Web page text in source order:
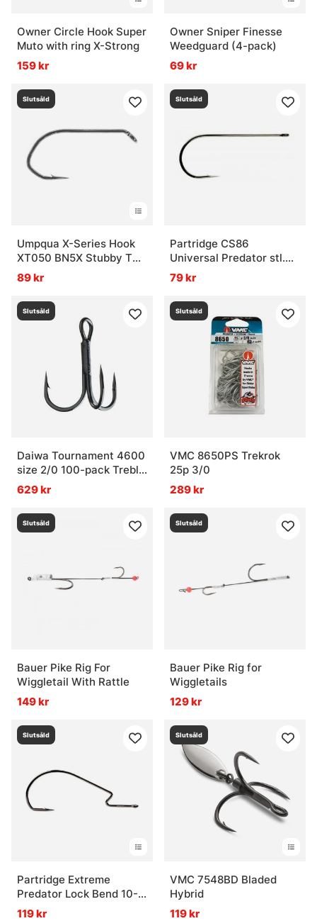
Owner Circle Hook Super
Muto with ring X-Strong
159 kr
Owner Sniper Finesse
Weedguard (4-pack)
69 kr
Slutsåld
Umpqua X-Series Hook
XT050 BN5X Stubby T
(25pack)
89 kr
Slutsåld
Partridge CS86
Universal Predator stl.
2/0 (10-Pack)
79 kr
Slutsåld
Daiwa Tournament 4600
size 2/0 100-pack Treble
Hooks
629 kr
Slutsåld
VMC 8650PS Trekrok
25p 3/0
289 kr
Slutsåld
Bauer Pike Rig For
Wiggletail With Rattle
149 kr
Slutsåld
Bauer Pike Rig for
Wiggletails
129 kr
Slutsåld
Partridge Extreme
Predator Lock Bend 10-
pack
119 kr
Slutsåld
VMC 7548BD Bladed
Hybrid
119 kr